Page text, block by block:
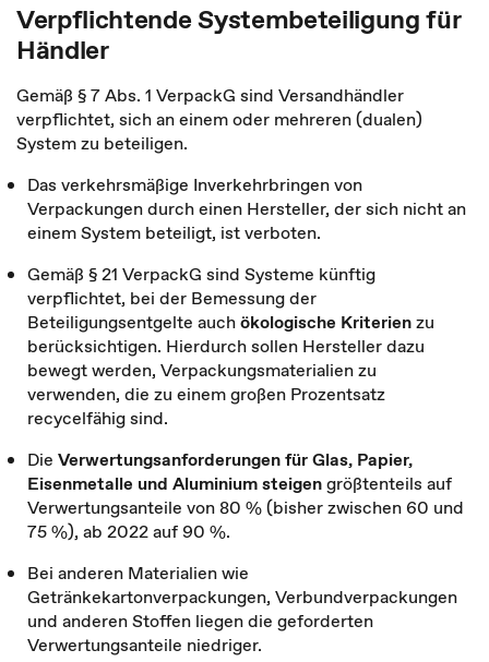
Verpflichtende Systembeteiligung für
Händler
Gemäß § 7 Abs. 1 VerpackG sind Versandhändler
verpflichtet, sich an einem oder mehreren (dualen)
System zu beteiligen.
Das verkehrsmäßige Inverkehrbringen von
Verpackungen durch einen Hersteller, der sich nicht an
einem System beteiligt, ist verboten.
Gemäß § 21 VerpackG sind Systeme künftig
verpflichtet, bei der Bemessung der
Beteiligungsentgelte auchökologische Kriterienzu
berücksichtigen. Hierdurch sollen Hersteller dazu
bewegt werden, Verpackungsmaterialien zu
verwenden, die zu einem großen Prozentsatz
recycelfähig sind.
Die Verwertungsanforderungen für Glas, Papier,
Eisenmetalle und Aluminium steigengrößtenteils auf
Verwertungsanteile von 80 % (bisher zwischen 60 und
75 %), ab 2022 auf 90 %.
Bei anderen Materialien wie
Getränkekartonverpackungen, Verbundverpackungen
und anderen Stoffen liegen die geforderten
Verwertungsanteile niedriger.